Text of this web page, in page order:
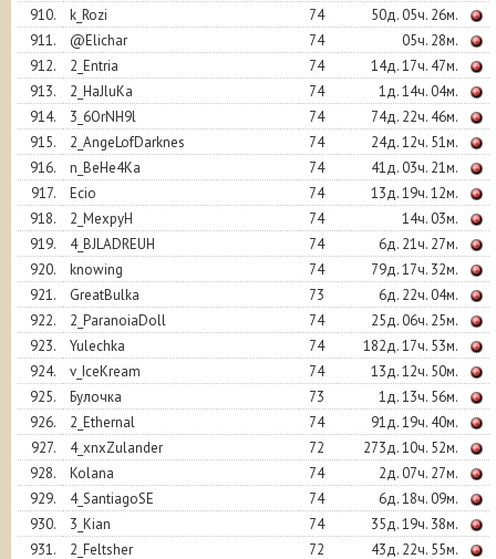
910.
k_Rozi 74
50д. 05ч. 26м.
911.
@Elichar 74
05ч. 28м.
912.
2_Entria 74
14д. 17ч. 47м.
913.
2_HaJluKa 74
1д. 14ч. 04м.
914.
3_6OrNH9l 74
74д. 22ч. 46м.
915.
2_AngeLofDarknes 74
24д. 12ч. 51м.
916.
n_BeHe4Ka 74
41д. 03ч. 21м.
917.
Ecio 74
13д. 19ч. 12м.
918.
2_MexpyH 74
14ч. 03м.
919.
4_BJLADREUH 74
6д. 21ч. 27м.
920.
knowing 74
79д. 17ч. 32м.
921.
GreatBulka 73
6д. 22ч. 04м.
922.
2_ParanoiaDoll 74
25д. 06ч. 25м.
923.
Yulechka 74
182д. 17ч. 53м.
924.
v_IceKream 74
13д. 12ч. 50м.
925.
Булочка 73
1д. 13ч. 56м.
926.
2_Ethernal 74
91д. 19ч. 40м.
927.
4_xnxZulander 72
273д. 10ч. 52м.
928.
Kolana 74
2д. 07ч. 27м.
929.
4_SantiagoSE 74
6д. 18ч. 09м.
930.
3_Kian 74
35д. 19ч. 38м.
931.
2_Feltsher 72 43д. 22ч. 55м.